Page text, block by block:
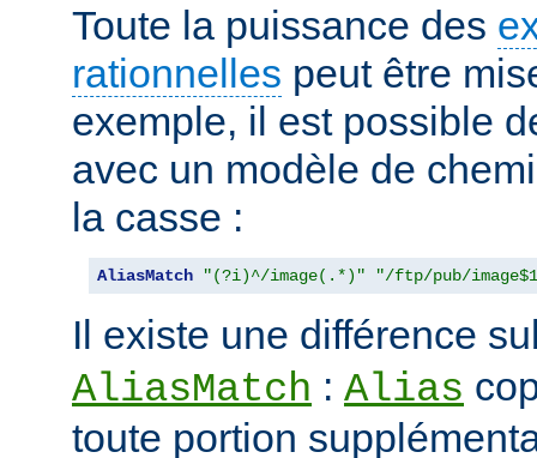
Toute la puissance des
rationnelles peut être
exemple, il est possible
avec un modèle de
la casse :
AliasMatch "(?i)^/image(.*)" "/ftp/pub/
Il existe une différence
AliasMatch : Alias
toute portion